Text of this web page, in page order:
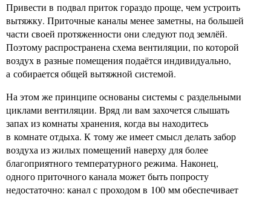
Привести в подвал приток гораздо проще, чем устроить
вытяжку. Приточные каналы менее заметны, на большей
части своей протяженности они следуют под землёй.
Поэтому распространена схема вентиляции, по которой
воздух в разные помещения подаётся индивидуально,
а собирается общей вытяжной системой.
На этом же принципе основаны системы с раздельными
циклами вентиляции. Вряд ли вам захочется слышать
запах из комнаты хранения, когда вы находитесь
в комнате отдыха. К тому же имеет смысл делать забор
воздуха из жилых помещений наверху для более
благоприятного температурного режима. Наконец,
одного приточного канала может быть попросту
недостаточно: канал с проходом в 100 мм обеспечивает